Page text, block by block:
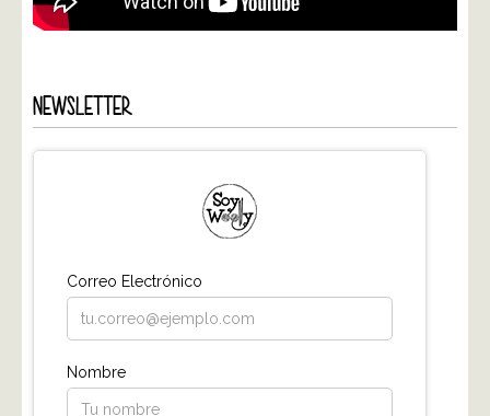
NEWSLETTER